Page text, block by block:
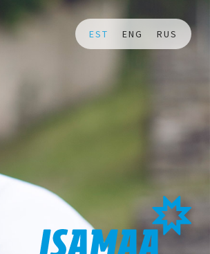
EST ENG RUS